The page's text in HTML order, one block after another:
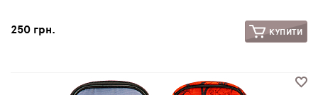
250 грн. КУПИТИ